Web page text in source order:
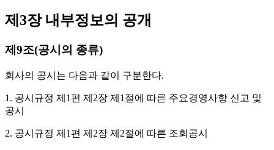
제3장 내부정보의 공개
제9조(공시의 종류)
회사의 공시는 다음과 같이 구분한다.
1. 공시규정 제1편 제2장 제1절에 따른 주요경영사항 신고 및
공시
2. 공시규정 제1편 제2장 제2절에 따른 조회공시